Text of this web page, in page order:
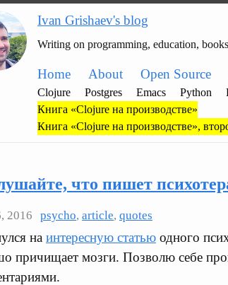
Ivan Grishaev's blog
Writing on programming, education,
Home About Open Source
Clojure Postgres Emacs Python
Книга «Clojure на производстве»
Книга «Clojure на производстве»,
что пишет
2016 psycho, article, quotes
на интересную статью одного
причищает мозги. Позволю себе